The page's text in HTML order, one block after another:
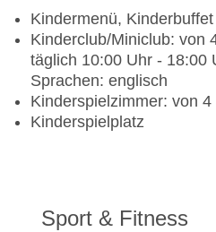
Bars & mehr: 3
Poolbar Outdoor „POOL
09:00 Uhr - 00:00 Uhr,
Poolbar Outdoor „POOL
täglich, gegen Gebühr
Pianobar „ETHNIC
gegen Gebühr
Kindermenü, Kinderbuffet
Kinderclub/Miniclub: von
täglich 10:00 Uhr - 18:00
Sprachen: englisch
Kinderspielzimmer: von
Kinderspielplatz
Sport & Fitness